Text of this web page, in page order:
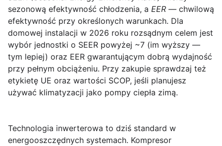
sezonową efektywność chłodzenia, a EER — chwilową
efektywność przy określonych warunkach. Dla
domowej instalacji w 2026 roku rozsądnym celem jest
wybór jednostki o SEER powyżej ~7 (im wyższy —
tym lepiej) oraz EER gwarantującym dobrą wydajność
przy pełnym obciążeniu. Przy zakupie sprawdzaj też
etykietę UE oraz wartości SCOP, jeśli planujesz
używać klimatyzacji jako pompy ciepła zimą.
Technologia inwerterowa to dziś standard w
energooszczędnych systemach. Kompresor